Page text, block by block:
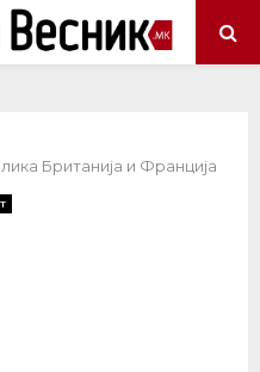
Британија и Франција